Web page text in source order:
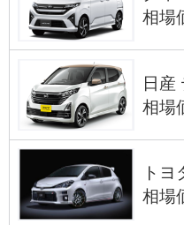
相場
日産
相場
トヨ
相場